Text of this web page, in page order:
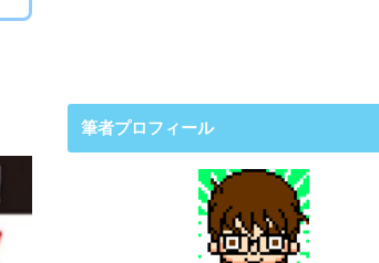
筆者プロフィール